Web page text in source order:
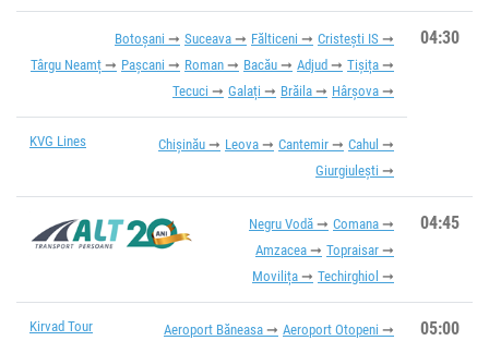
Botoșani Suceava Fălticeni
Cristești IS
Târgu Neamț
Pașcani Roman Bacău Adjud
Tișița
Tecuci
Galați Brăila Hârșova
04:30
KVG Lines Chișinău Leova Cantemir
Cahul
Giurgiulești
Negru Vodă
Comana
Amzacea
Topraisar
Movilița
Techirghiol
04:45
Kirvad Tour Aeroport Băneasa Aeroport Otopeni 05:00